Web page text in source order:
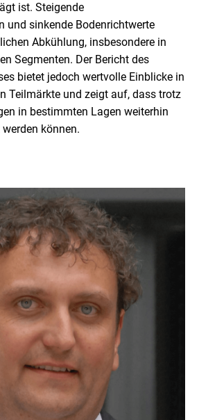
ist. Steigende
und sinkende Bodenrichtwerte
Abkühlung, insbesondere in
Segmenten. Der Bericht des
bietet jedoch wertvolle Einblicke in
Teilmärkte und zeigt auf, dass trotz
in bestimmten Lagen weiterhin
können.